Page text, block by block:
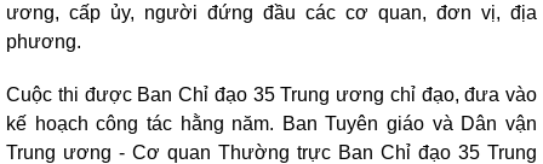
ương, cấp ủy, người đứng đầu các cơ quan, đơn vị, địa
phương.
Cuộc thi được Ban Chỉ đạo 35 Trung ương chỉ đạo, đưa vào
kế hoạch công tác hằng năm. Ban Tuyên giáo và Dân vận
Trung ương - Cơ quan Thường trực Ban Chỉ đạo 35 Trung